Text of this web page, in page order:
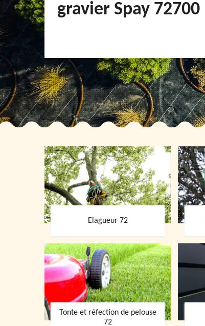
gravier Spay 72700
Elagueur 72
Tonte et réfection de pelouse
72